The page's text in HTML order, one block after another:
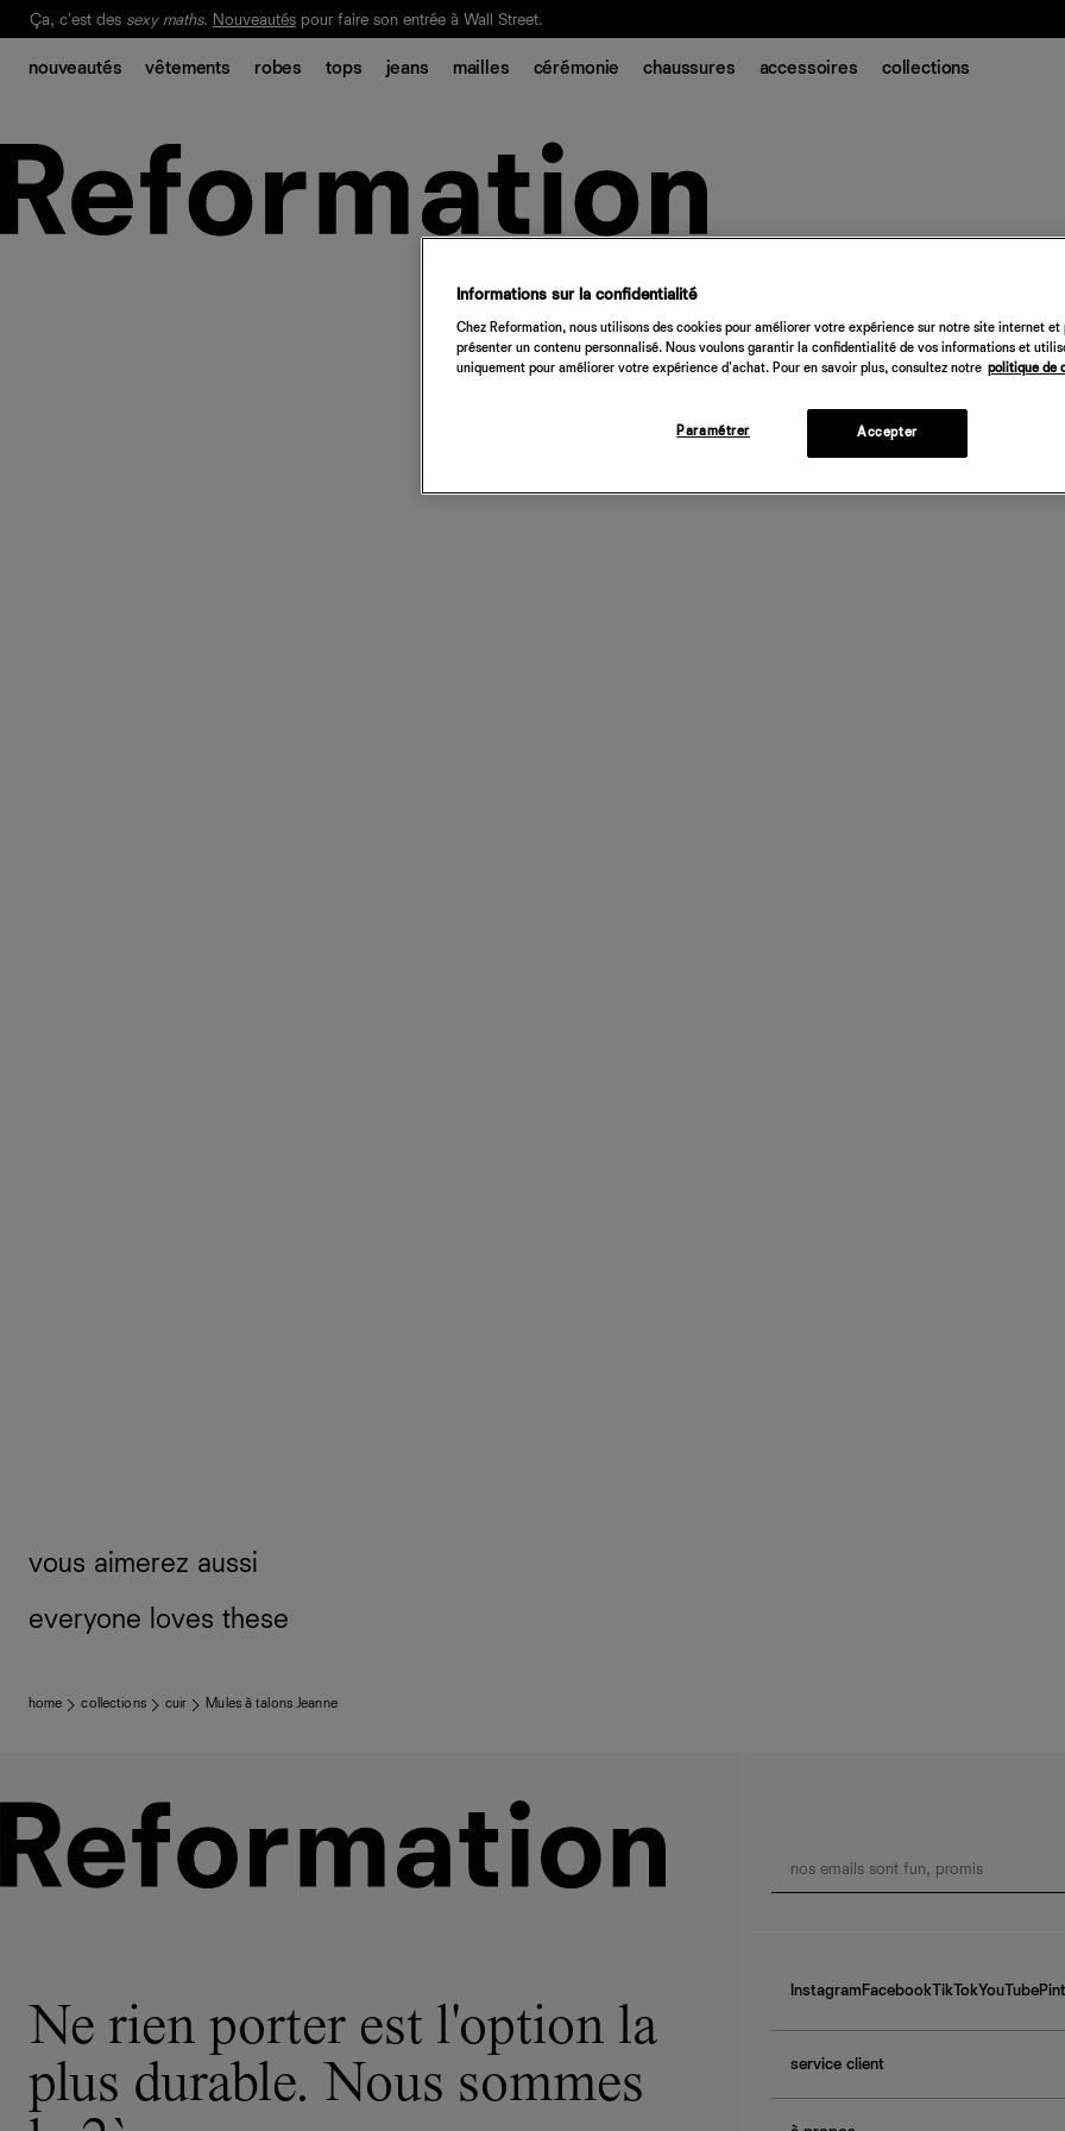
Notre Bilan Responsable 2025 est ici. Lisez-le
Ça, c'est des sexy maths. Nouveautés pour faire son entrée à Wall Street.
nouveautés vêtements robes tops jeans mailles cérémonie chaussures accessoires collections
vous aimerez aussi
everyone loves these
home collections cuir Mules à talons Jeanne
Ne rien porter est l'option la
plus durable. Nous sommes
Instagram FacebookTikTokYouTube
service client
Informations sur la confidentialité
Chez Reformation, nous utilisons des cookies pour améliorer votre expérience sur notre site internet et
présenter un contenu personnalisé. Nous voulons garantir la confidentialité de vos informations et
uniquement pour améliorer votre expérience d'achat. Pour en savoir plus, consultez notre politique de
Paramétrer Accepter